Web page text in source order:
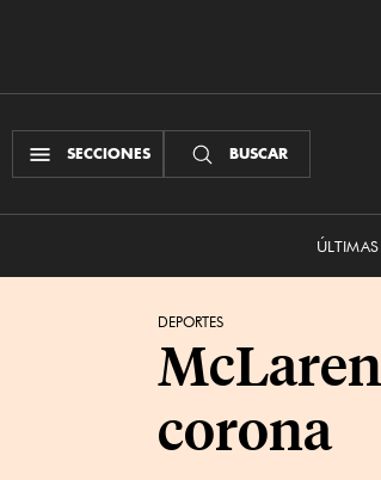
SECCIONES BUSCAR
DEPORTES
corona